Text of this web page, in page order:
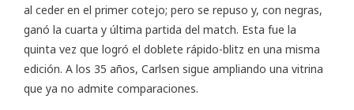
al ceder en el primer cotejo; pero se repuso y, con negras,
ganó la cuarta y última partida del match. Esta fue la
quinta vez que logró el doblete rápido-blitz en una misma
edición. A los 35 años, Carlsen sigue ampliando una vitrina
que ya no admite comparaciones.